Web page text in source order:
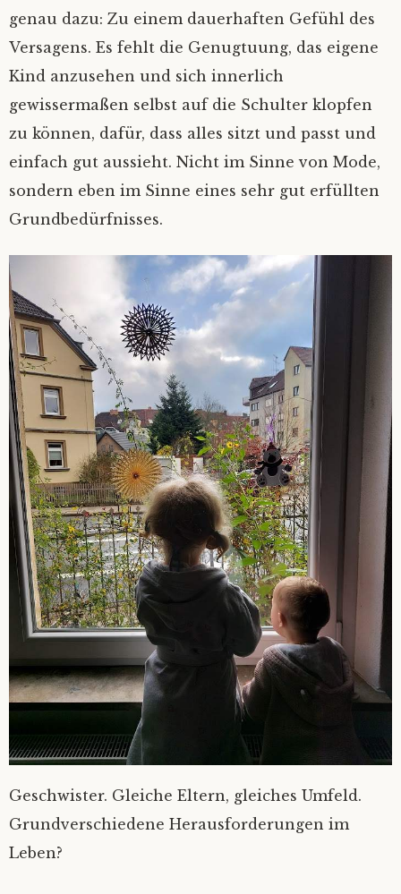
genau dazu: Zu einem dauerhaften Gefühl des
Versagens. Es fehlt die Genugtuung, das eigene
Kind anzusehen und sich innerlich
gewissermaßen selbst auf die Schulter klopfen
zu können, dafür, dass alles sitzt und passt und
einfach gut aussieht. Nicht im Sinne von Mode,
sondern eben im Sinne eines sehr gut erfüllten
Grundbedürfnisses.
Geschwister. Gleiche Eltern, gleiches Umfeld.
Grundverschiedene Herausforderungen im
Leben?